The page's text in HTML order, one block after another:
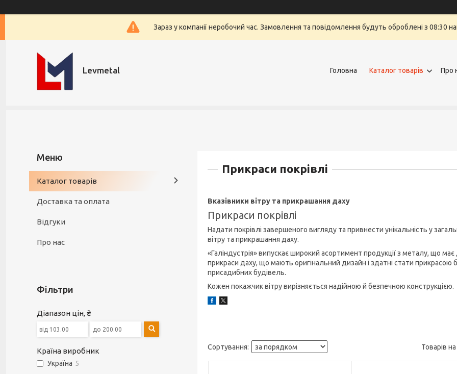
Зараз у компанії неробочий час. Замовлення та повідомлення будуть оброблені з 08:30
Levmetal Головна Каталог товарів Про
Прикраси покрівлі
Вказівники вітру та прикрашання даху
Прикраси покрівлі
Надати покрівлі завершеного вигляду та привнести унікальність у
вітру та прикрашання даху.
«Галіндустрія» випускає широкий асортимент продукції з металу, що має
прикраси даху, що мають оригінальний дизайн і здатні стати прикрасою
присадибних будівель.
Кожен покажчик вітру вирізняється надійною й безпечною конструкцією.
Каталог товарів
Доставка та оплата
Відгуки
Про нас
Фільтри
Діапазон цін, ₴
Країна виробник
Україна 5